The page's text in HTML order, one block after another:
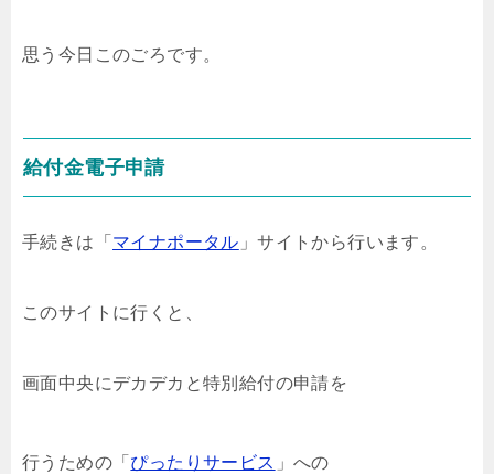
思う今日このごろです。
給付金電子申請
手続きは「マイナポータル 」サイトから行います。
このサイトに行くと、
画面中央にデカデカと特別給付の申請を
行うための「ぴったりサービス 」への